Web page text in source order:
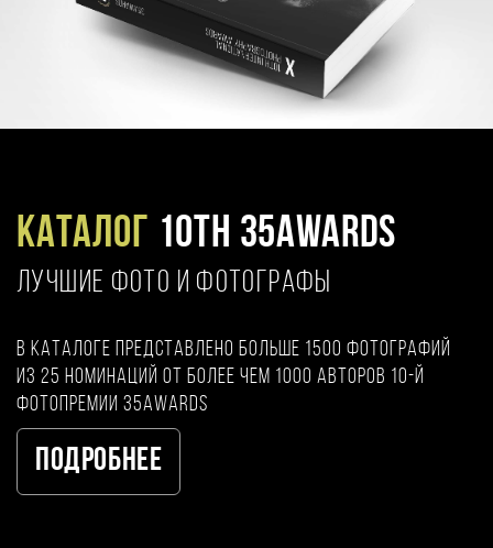
Каталог 10TH 35AWARDS
ЛУЧШИЕ ФОТО И ФОТОГРАФЫ
В каталоге представлено больше 1500 фотографий
из 25 номинаций от более чем 1000 авторов 10-й
фотопремии 35AWARDS
Подробнее